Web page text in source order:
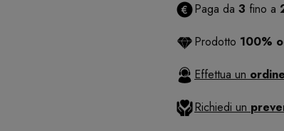
Paga da 3 fino a
Prodotto 100%
Effettua un
Richiedi un